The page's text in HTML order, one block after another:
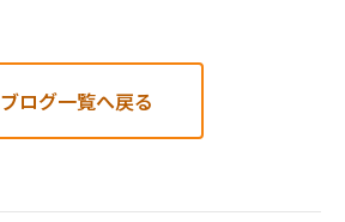
ブログ一覧へ戻る